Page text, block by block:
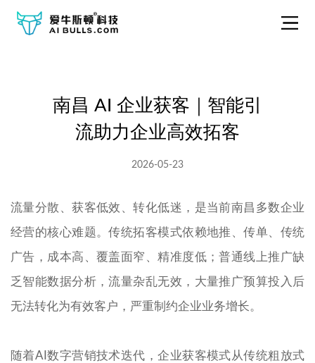
南昌 AI 企业获客｜智能引
流助力企业高效拓客
2026-05-23
流量分散、获客低效、转化低迷，是当前南昌多数企业
经营的核心难题。传统拓客模式依赖地推、传单、传统
广告，成本高、覆盖面窄、精准度低；普通线上推广缺
乏智能数据分析，流量杂乱无效，大量推广预算投入后
无法转化为有效客户，严重制约企业业务增长。
随着AI数字营销技术迭代，企业获客模式从传统粗放式